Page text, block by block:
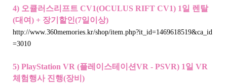
4) 오큘러스리프트 CV1(OCULUS RIFT CV1) 1일 렌탈
(대여) + 장기할인(7일이상)
http://www.360memories.kr/shop/item.php?it_id=1469618519&ca_id
=3010
5) PlayStation VR (플레이스테이션VR - PSVR) 1일 VR
체험행사 진행(장비)